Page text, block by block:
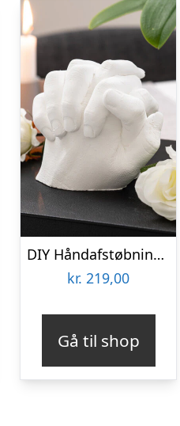
DIY Håndafstøbningskit – Spralla
kr. 219,00
Gå til shop